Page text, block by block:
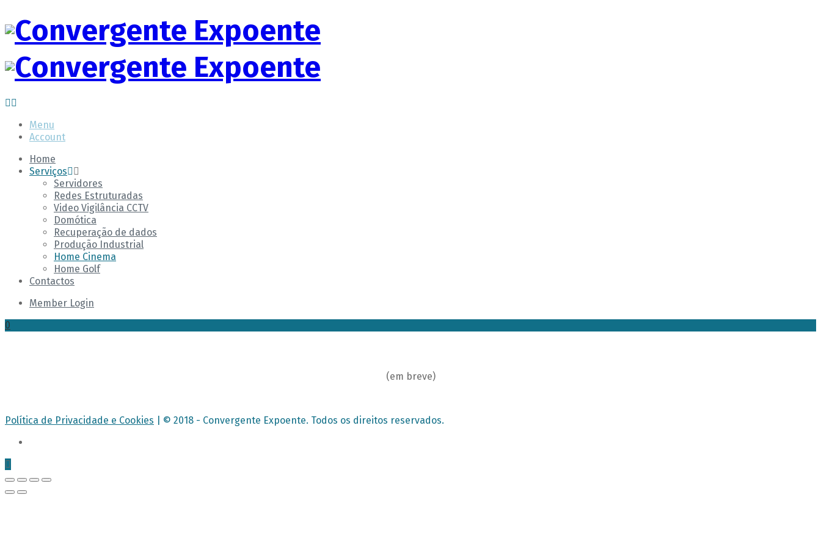
Menu
Account
Home
Serviços
Servidores
Redes Estruturadas
Video Vigilância CCTV
Domótica
Recuperação de dados
Produção Industrial
Home Cinema
Home Golf
Contactos
Member Login
0
(em breve)
Política de Privacidade e Cookies | © 2018 - Convergente Expoente. Todos os direitos reservados.